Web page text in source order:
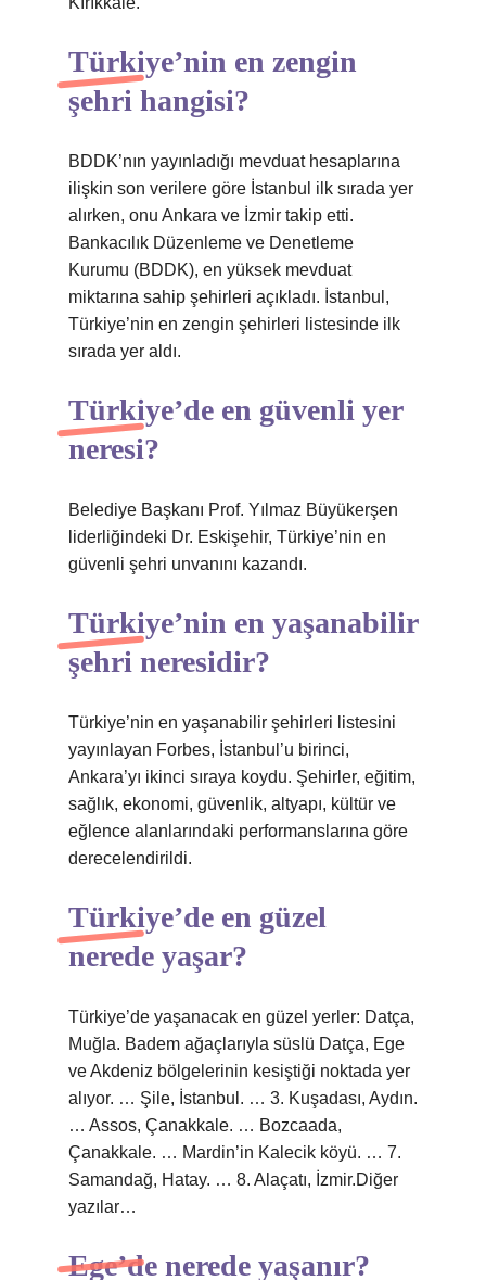
Türkiye’nin en zengin
şehri hangisi?
BDDK’nın yayınladığı mevduat hesaplarına
ilişkin son verilere göre İstanbul ilk sırada yer
alırken, onu Ankara ve İzmir takip etti.
Bankacılık Düzenleme ve Denetleme
Kurumu (BDDK), en yüksek mevduat
miktarına sahip şehirleri açıkladı. İstanbul,
Türkiye’nin en zengin şehirleri listesinde ilk
sırada yer aldı.
Türkiye’de en güvenli yer
neresi?
Belediye Başkanı Prof. Yılmaz Büyükerşen
liderliğindeki Dr. Eskişehir, Türkiye’nin en
güvenli şehri unvanını kazandı.
Türkiye’nin en yaşanabilir
şehri neresidir?
Türkiye’nin en yaşanabilir şehirleri listesini
yayınlayan Forbes, İstanbul’u birinci,
Ankara’yı ikinci sıraya koydu. Şehirler, eğitim,
sağlık, ekonomi, güvenlik, altyapı, kültür ve
eğlence alanlarındaki performanslarına göre
derecelendirildi.
Türkiye’de en güzel
nerede yaşar?
Türkiye’de yaşanacak en güzel yerler: Datça,
Muğla. Badem ağaçlarıyla süslü Datça, Ege
ve Akdeniz bölgelerinin kesiştiği noktada yer
alıyor. … Şile, İstanbul. … 3. Kuşadası, Aydın.
… Assos, Çanakkale. … Bozcaada,
Çanakkale. … Mardin’in Kalecik köyü. … 7.
Samandağ, Hatay. … 8. Alaçatı, İzmir.Diğer
yazılar…
Ege’de nerede yaşanır?